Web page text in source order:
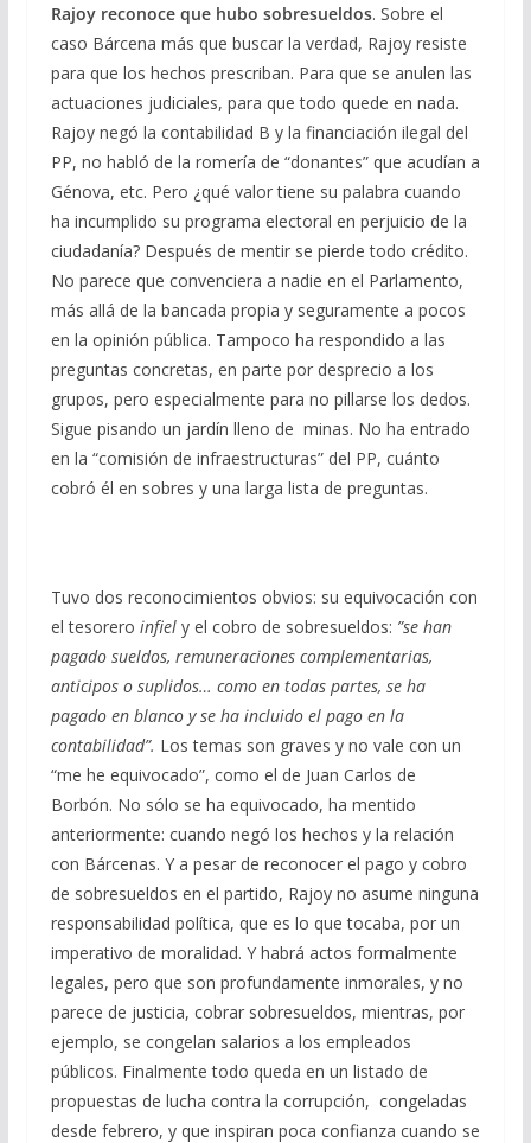
Rajoy reconoce que hubo sobresueldos. Sobre el
caso Bárcena más que buscar la verdad, Rajoy resiste
para que los hechos prescriban. Para que se anulen las
actuaciones judiciales, para que todo quede en nada.
Rajoy negó la contabilidad B y la financiación ilegal del
PP, no habló de la romería de “donantes” que acudían a
Génova, etc. Pero ¿qué valor tiene su palabra cuando
ha incumplido su programa electoral en perjuicio de la
ciudadanía? Después de mentir se pierde todo crédito.
No parece que convenciera a nadie en el Parlamento,
más allá de la bancada propia y seguramente a pocos
en la opinión pública. Tampoco ha respondido a las
preguntas concretas, en parte por desprecio a los
grupos, pero especialmente para no pillarse los dedos.
Sigue pisando un jardín lleno de minas. No ha entrado
en la “comisión de infraestructuras” del PP, cuánto
cobró él en sobres y una larga lista de preguntas.
Tuvo dos reconocimientos obvios: su equivocación con
el tesorero infiely el cobro de sobresueldos: ”se han
pagado sueldos, remuneraciones complementarias,
anticipos o suplidos… como en todas partes, se ha
pagado en blanco y se ha incluido el pago en la
contabilidad”. Los temas son graves y no vale con un
“me he equivocado”, como el de Juan Carlos de
Borbón. No sólo se ha equivocado, ha mentido
anteriormente: cuando negó los hechos y la relación
con Bárcenas. Y a pesar de reconocer el pago y cobro
de sobresueldos en el partido, Rajoy no asume ninguna
responsabilidad política, que es lo que tocaba, por un
imperativo de moralidad. Y habrá actos formalmente
legales, pero que son profundamente inmorales, y no
parece de justicia, cobrar sobresueldos, mientras, por
ejemplo, se congelan salarios a los empleados
públicos. Finalmente todo queda en un listado de
propuestas de lucha contra la corrupción, congeladas
desde febrero, y que inspiran poca confianza cuando se